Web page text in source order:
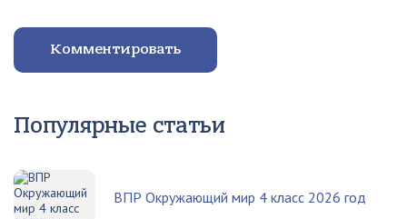
Комментировать
Популярные статьи
ВПР Окружающий мир 4 класс 2026 год